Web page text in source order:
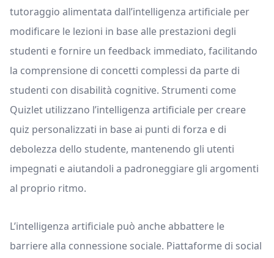
tutoraggio alimentata dall’intelligenza artificiale per
modificare le lezioni in base alle prestazioni degli
studenti e fornire un feedback immediato, facilitando
la comprensione di concetti complessi da parte di
studenti con disabilità cognitive. Strumenti come
Quizlet utilizzano l’intelligenza artificiale per creare
quiz personalizzati in base ai punti di forza e di
debolezza dello studente, mantenendo gli utenti
impegnati e aiutandoli a padroneggiare gli argomenti
al proprio ritmo.
L’intelligenza artificiale può anche abbattere le
barriere alla connessione sociale. Piattaforme di social